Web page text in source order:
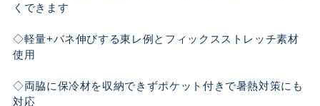
くできます
◇軽量+バネ伸びする東レ例とフィックスストレッチ素材
使用
◇両脇に保冷材を収納できずポケット付きで暑熱対策にも
対応